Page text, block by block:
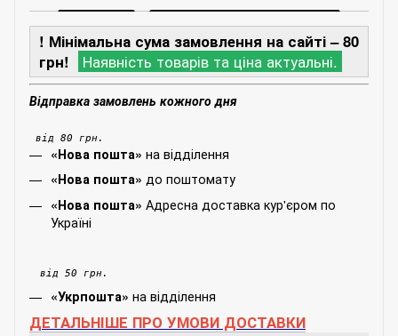
! Мінімальна сума замовлення на сайті – 80
грн!
Наявність товарів та ціна актуальні.
Відправка замовлень кожного дня
від 80 грн.
«Нова пошта» на відділення
«Нова пошта» до поштомату
«Нова пошта» Адресна доставка кур'єром по
Україні
від 50 грн.
«Укрпошта» на відділення
ДЕТАЛЬНІШЕ ПРО УМОВИ ДОСТАВКИ